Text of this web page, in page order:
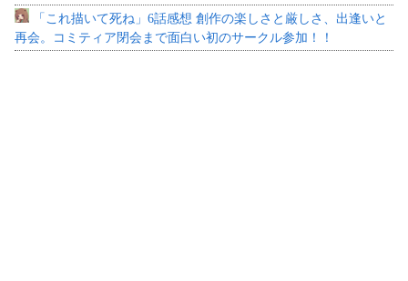
「これ描いて死ね」6話感想 創作の楽しさと厳しさ、出逢いと
再会。コミティア閉会まで面白い初のサークル参加！！